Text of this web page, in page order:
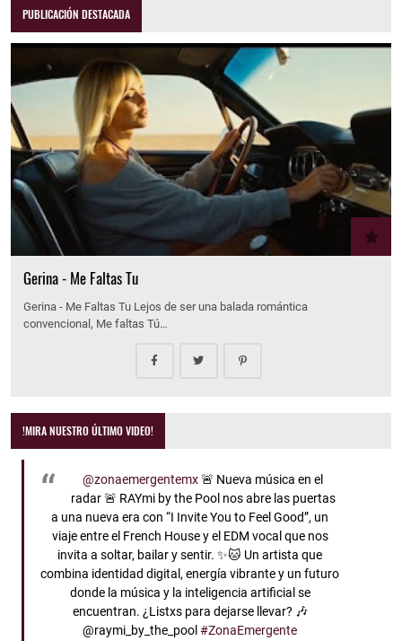
PUBLICACIÓN DESTACADA
Gerina - Me Faltas Tu
Gerina - Me Faltas Tu Lejos de ser una balada romántica
convencional, Me faltas Tú…
!MIRA NUESTRO ÚLTIMO VIDEO!
@zonaemergentemx🚨 Nueva música en el
radar 🚨 RAYmi by the Pool nos abre las puertas
a una nueva era con “I Invite You to Feel Good”, un
viaje entre el French House y el EDM vocal que nos
invita a soltar, bailar y sentir. ✨🐱 Un artista que
combina identidad digital, energía vibrante y un futuro
donde la música y la inteligencia artificial se
encuentran. ¿Listxs para dejarse llevar? 🎶
@raymi_by_the_pool#ZonaEmergente